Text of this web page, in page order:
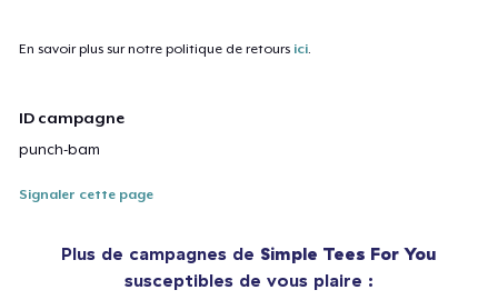
En savoir plus sur notre politique de retours ici
ID campagne
punch-bam
Signaler cette page
Plus de campagnes de Simple Tees For You
susceptibles de vous plaire :